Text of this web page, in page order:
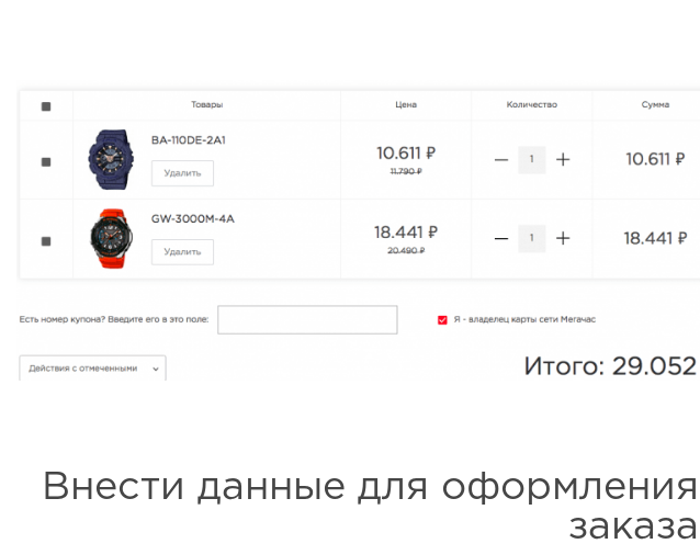
Внести данные для оформления
заказа